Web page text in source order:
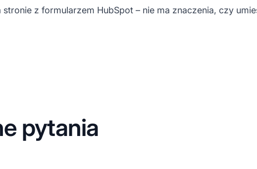
z formularzem HubSpot – nie ma znaczenia, czy
pytania